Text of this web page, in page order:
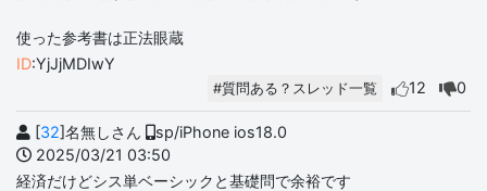
使った参考書は正法眼蔵
ID:YjJjMDIwY
#質問ある？スレッド一覧 12 0
[32]名無しさん
sp/iPhone ios18.0
2025/03/21 03:50
経済だけどシス単ベーシックと基礎問で余裕です